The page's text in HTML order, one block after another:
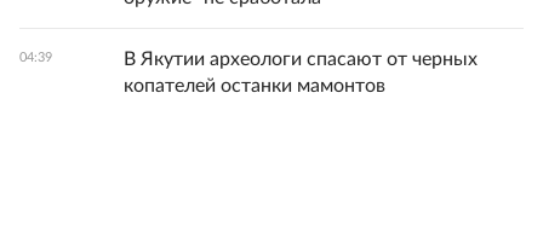
04:39
В Якутии археологи спасают от черных
копателей останки мамонтов